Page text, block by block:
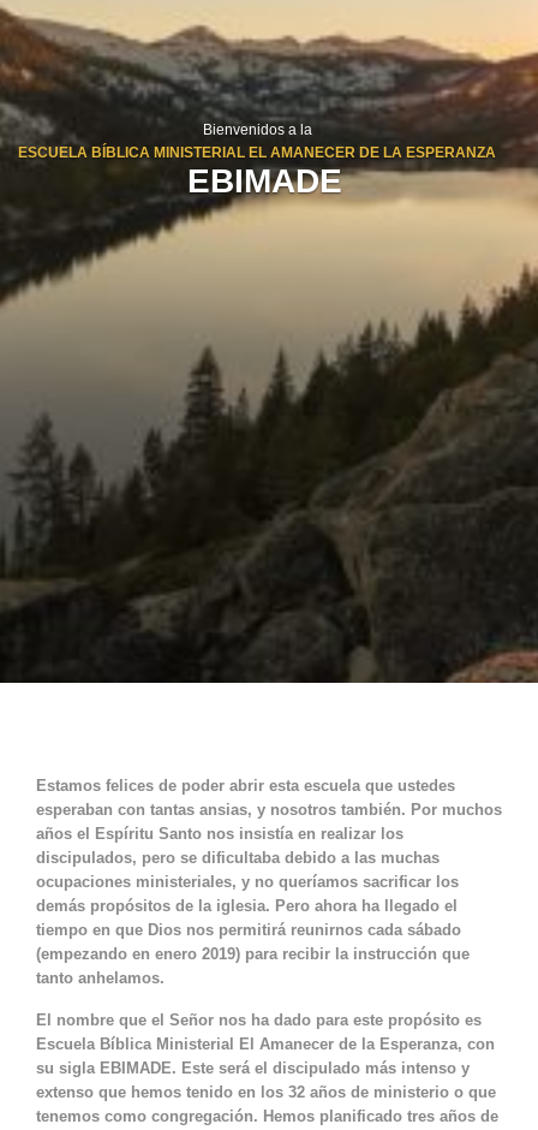
Bienvenidos a la
ESCUELA BÍBLICA MINISTERIAL EL AMANECER DE LA ESPERANZA
EBIMADE
Estamos felices de poder abrir esta escuela que ustedes
esperaban con tantas ansias, y nosotros también. Por muchos
años el Espíritu Santo nos insistía en realizar los
discipulados, pero se dificultaba debido a las muchas
ocupaciones ministeriales, y no queríamos sacrificar los
demás propósitos de la iglesia. Pero ahora ha llegado el
tiempo en que Dios nos permitirá reunirnos cada sábado
(empezando en enero 2019) para recibir la instrucción que
tanto anhelamos.
El nombre que el Señor nos ha dado para este propósito es
Escuela Bíblica Ministerial El Amanecer de la Esperanza, con
su sigla EBIMADE. Este será el discipulado más intenso y
extenso que hemos tenido en los 32 años de ministerio o que
tenemos como congregación. Hemos planificado tres años de